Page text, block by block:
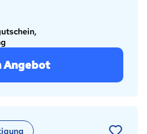
Angebot